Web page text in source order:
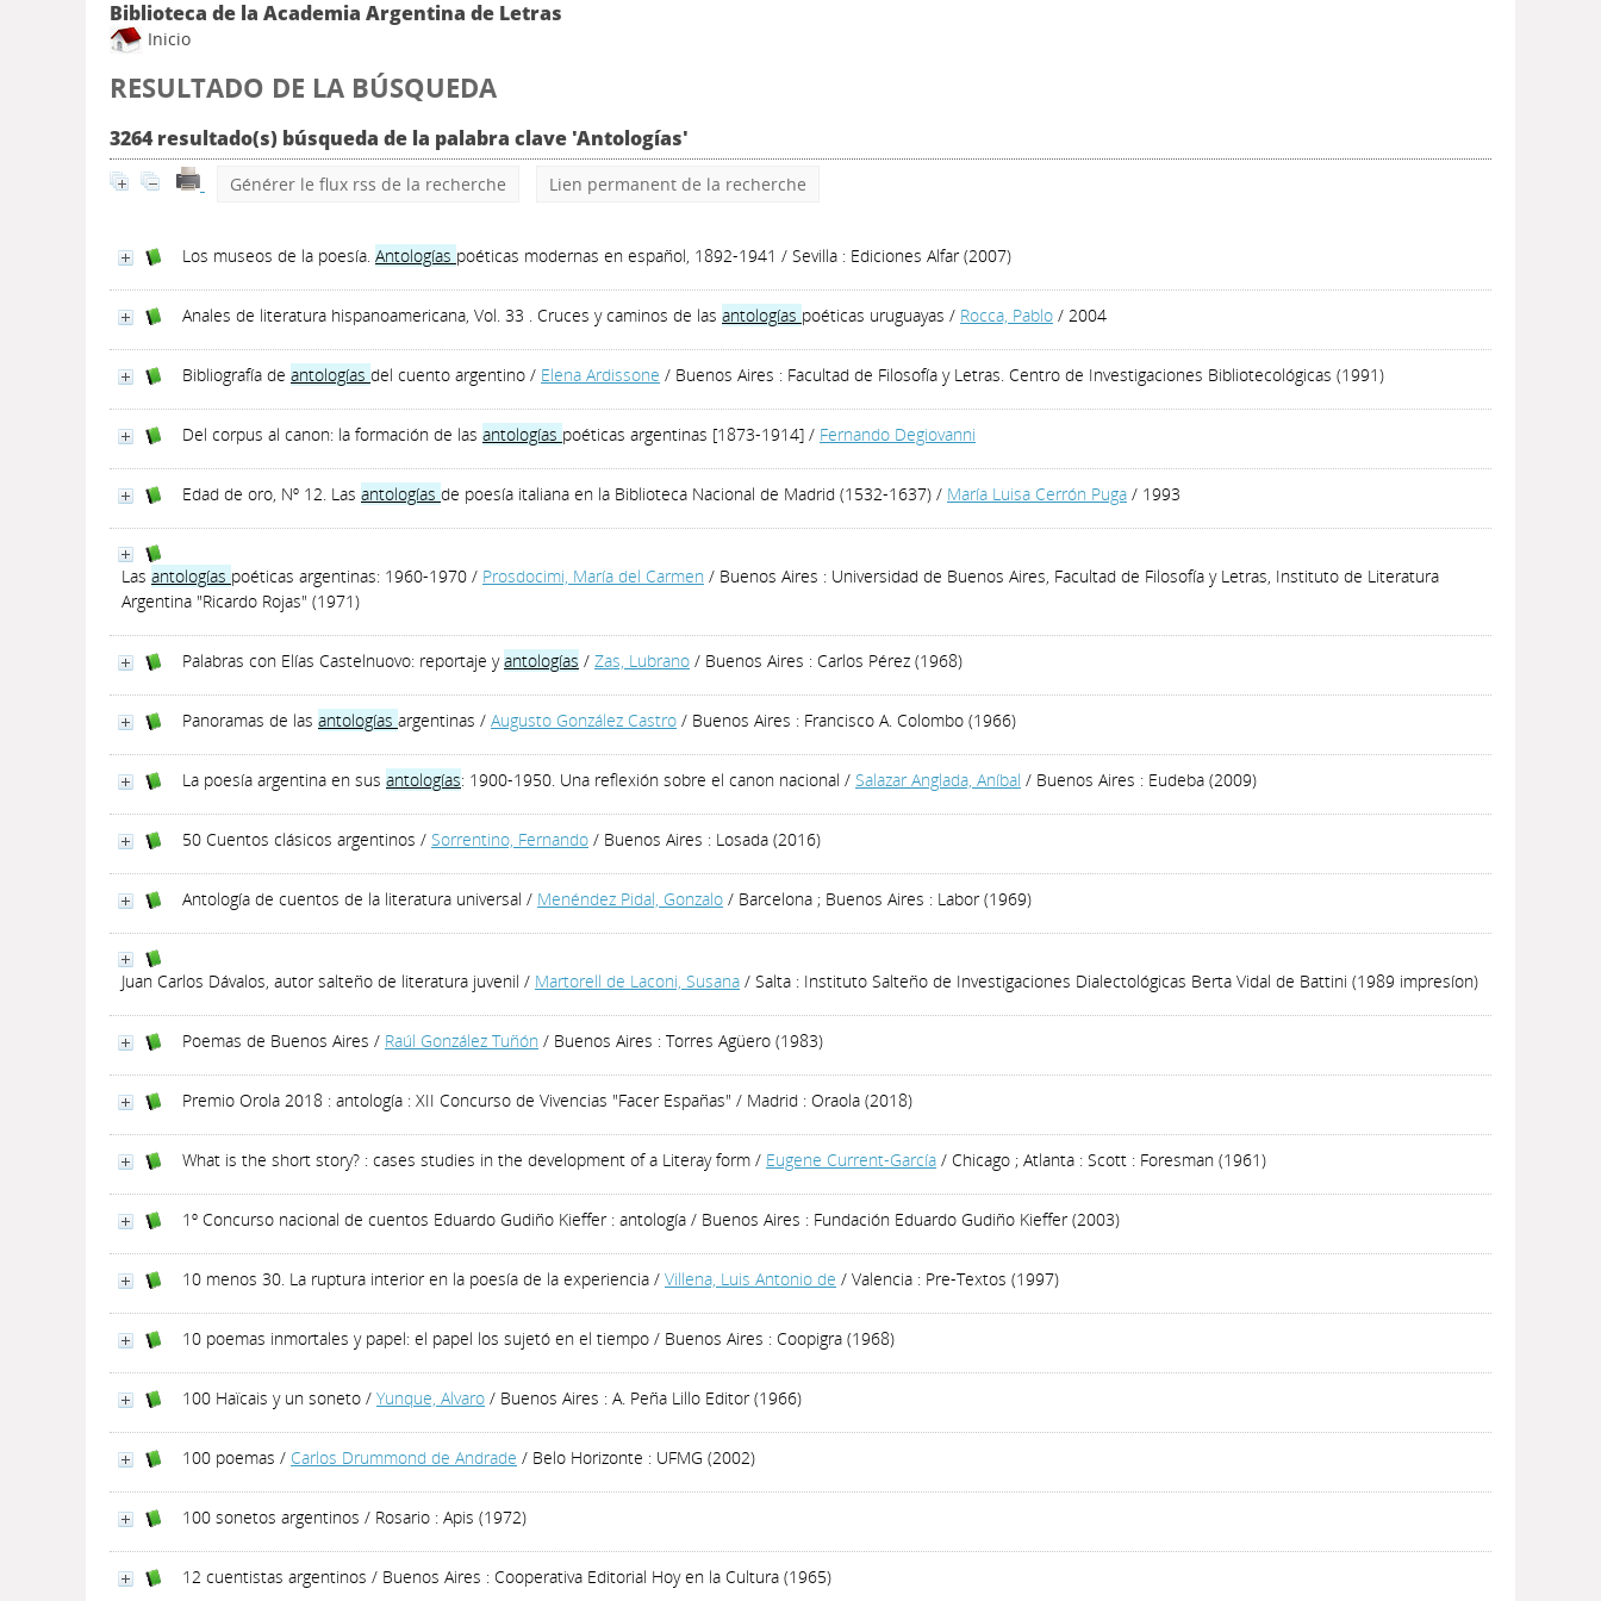
Biblioteca de la Academia Argentina de Letras
Inicio
RESULTADO DE LA BÚSQUEDA
3264 resultado(s) búsqueda de la palabra clave 'Antologías'
Générer le flux rss de la recherche Lien permanent de la recherche
Los museos de la poesía. Antologías poéticas modernas en español, 1892-1941 / Sevilla : Ediciones Alfar (2007)
Anales de literatura hispanoamericana, Vol. 33 . Cruces y caminos de las antologías poéticas uruguayas / Rocca, Pablo / 2004
Bibliografía de antologías del cuento argentino / Elena Ardissone / Buenos Aires : Facultad de Filosofía y Letras. Centro de Investigaciones Bibliotecológicas (1991)
Del corpus al canon: la formación de las antologías poéticas argentinas [1873-1914] / Fernando Degiovanni
Edad de oro, Nº 12. Las antologías de poesía italiana en la Biblioteca Nacional de Madrid (1532-1637) / María Luisa Cerrón Puga / 1993
Las antologías poéticas argentinas: 1960-1970 / Prosdocimi, María del Carmen / Buenos Aires : Universidad de Buenos Aires, Facultad de Filosofía y Letras, Instituto de Literatura
Argentina "Ricardo Rojas" (1971)
Palabras con Elías Castelnuovo: reportaje yantologías / Zas, Lubrano / Buenos Aires : Carlos Pérez (1968)
Panoramas de las antologías argentinas / Augusto González Castro / Buenos Aires : Francisco A. Colombo (1966)
La poesía argentina en sus antologías: 1900-1950. Una reflexión sobre el canon nacional / Salazar Anglada, Aníbal / Buenos Aires : Eudeba (2009)
50 Cuentos clásicos argentinos / Sorrentino, Fernando / Buenos Aires : Losada (2016)
Antología de cuentos de la literatura universal / Menéndez Pidal, Gonzalo / Barcelona ; Buenos Aires : Labor (1969)
Juan Carlos Dávalos, autor salteño de literatura juvenil / Martorell de Laconi, Susana / Salta : Instituto Salteño de Investigaciones Dialectológicas Berta Vidal de Battini (1989 impresíon)
Poemas de Buenos Aires / Raúl González Tuñón / Buenos Aires : Torres Agüero (1983)
Premio Orola 2018 : antología : XII Concurso de Vivencias "Facer Españas" / Madrid : Oraola (2018)
What is the short story? : cases studies in the development of a Literay form / Eugene Current-García / Chicago ; Atlanta : Scott : Foresman (1961)
1º Concurso nacional de cuentos Eduardo Gudiño Kieffer : antología / Buenos Aires : Fundación Eduardo Gudiño Kieffer (2003)
10 menos 30. La ruptura interior en la poesía de la experiencia / Villena, Luis Antonio de / Valencia : Pre-Textos (1997)
10 poemas inmortales y papel: el papel los sujetó en el tiempo / Buenos Aires : Coopigra (1968)
100 Haïcais y un soneto / Yunque, Alvaro / Buenos Aires : A. Peña Lillo Editor (1966)
100 poemas / Carlos Drummond de Andrade / Belo Horizonte : UFMG (2002)
100 sonetos argentinos / Rosario : Apis (1972)
12 cuentistas argentinos / Buenos Aires : Cooperativa Editorial Hoy en la Cultura (1965)